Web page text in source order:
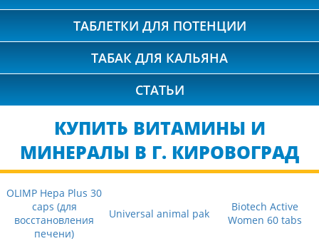
ТАБЛЕТКИ ДЛЯ ПОТЕНЦИИ
ТАБАК ДЛЯ КАЛЬЯНА
СТАТЬИ
КУПИТЬ ВИТАМИНЫ И
МИНЕРАЛЫ В Г. КИРОВОГРАД
OLIMP Hepa Plus 30
caps (для
восстановления
печени)
Universal animal pak
Biotech Active
Women 60 tabs